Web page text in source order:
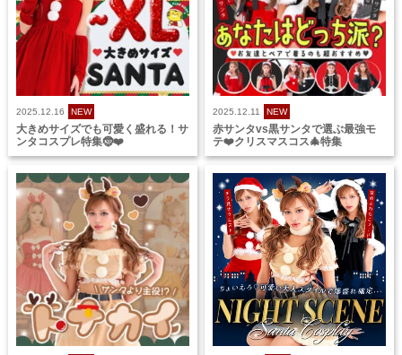
2025.12.16 NEW
大きめサイズでも可愛く盛れる！サ
ンタコスプレ特集🤶❤️
2025.12.11 NEW
赤サンタvs黒サンタで選ぶ最強モ
テ❤️クリスマスコス🎄特集